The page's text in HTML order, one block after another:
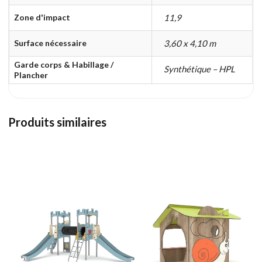
Zone d'impact 11,9
Surface nécessaire 3,60 x 4,10 m
Garde corps & Habillage /
Plancher
Synthétique – HPL
Produits similaires